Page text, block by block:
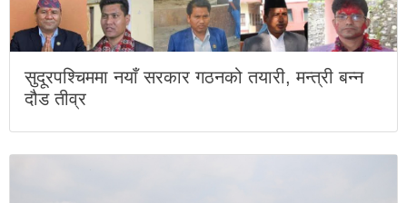
सुदूरपश्चिममा नयाँ सरकार गठनको तयारी, मन्त्री बन्न
दौड तीव्र